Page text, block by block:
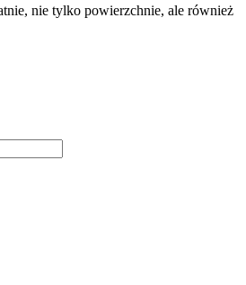
nie tylko powierzchnie, ale również